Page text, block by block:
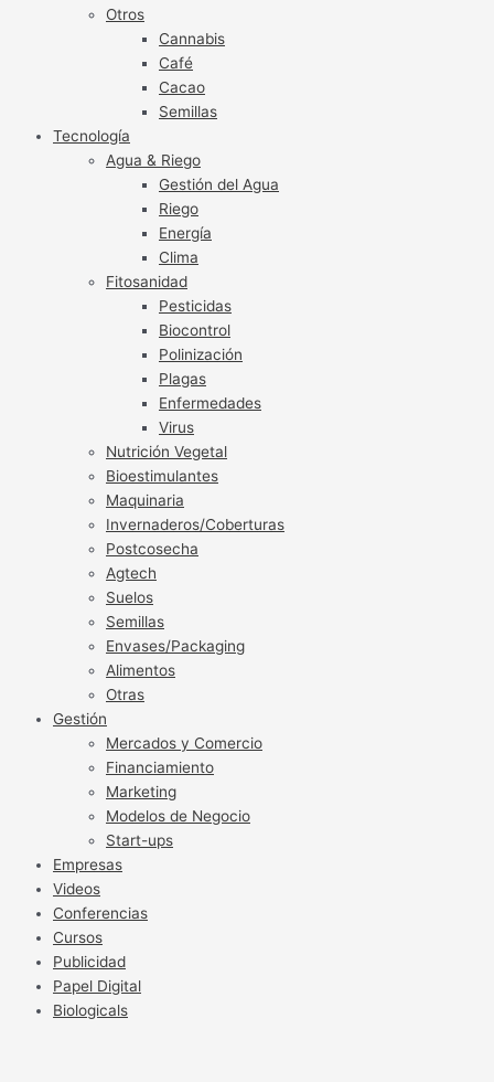
Otros
Cannabis
Café
Cacao
Semillas
Tecnología
Agua & Riego
Gestión del Agua
Riego
Energía
Clima
Fitosanidad
Pesticidas
Biocontrol
Polinización
Plagas
Enfermedades
Virus
Nutrición Vegetal
Bioestimulantes
Maquinaria
Invernaderos/Coberturas
Postcosecha
Agtech
Suelos
Semillas
Envases/Packaging
Alimentos
Otras
Gestión
Mercados y Comercio
Financiamiento
Marketing
Modelos de Negocio
Start-ups
Empresas
Videos
Conferencias
Cursos
Publicidad
Papel Digital
Biologicals